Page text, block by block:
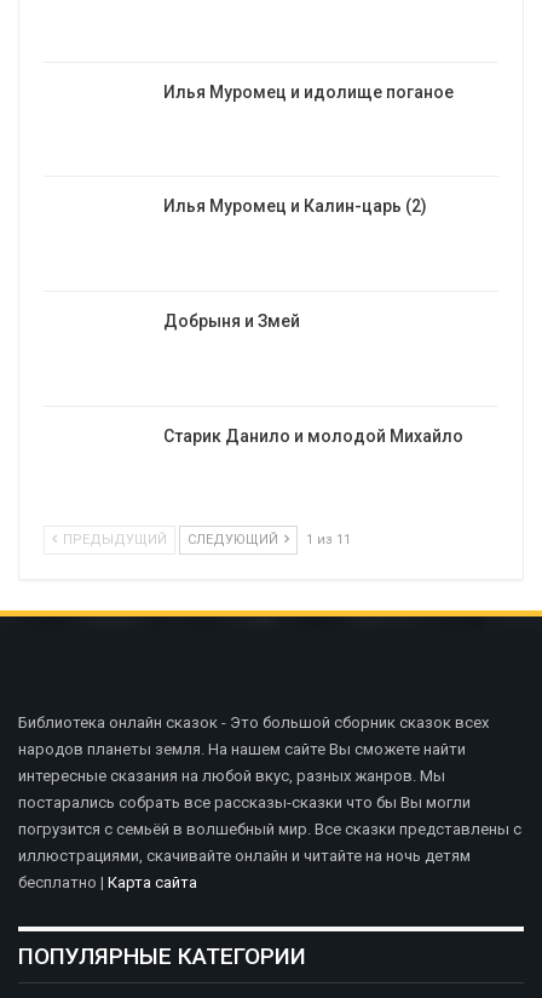
Илья Муромец и идолище поганое
Илья Муромец и Калин-царь (2)
Добрыня и Змей
Старик Данило и молодой Михайло
ПРЕДЫДУЩИЙ СЛЕДУЮЩИЙ 1 из 11
Библиотека онлайн сказок - Это большой сборник сказок всех
народов планеты земля. На нашем сайте Вы сможете найти
интересные сказания на любой вкус, разных жанров. Мы
постарались собрать все рассказы-сказки что бы Вы могли
погрузится с семьёй в волшебный мир. Все сказки представлены с
иллюстрациями, скачивайте онлайн и читайте на ночь детям
бесплатно | Карта сайта
ПОПУЛЯРНЫЕ КАТЕГОРИИ